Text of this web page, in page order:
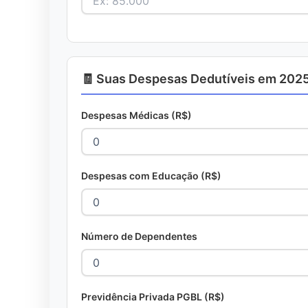
🧾 Suas Despesas Dedutíveis em
Despesas Médicas (R$)
Despesas com Educação (R$)
Número de Dependentes
Previdência Privada PGBL (R$)